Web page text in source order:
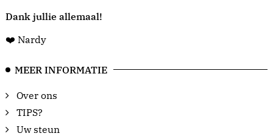
Dank jullie allemaal!
❤️ Nardy
MEER INFORMATIE
Over ons
TIPS?
Uw steun